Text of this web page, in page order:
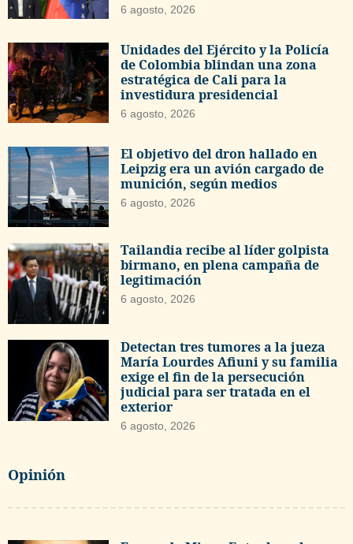
6 agosto, 2026
Unidades del Ejército y la Policía
de Colombia blindan una zona
estratégica de Cali para la
investidura presidencial
6 agosto, 2026
El objetivo del dron hallado en
Leipzig era un avión cargado de
munición, según medios
6 agosto, 2026
Tailandia recibe al líder golpista
birmano, en plena campaña de
legitimación
6 agosto, 2026
Detectan tres tumores a la jueza
María Lourdes Afiuni y su familia
exige el fin de la persecución
judicial para ser tratada en el
exterior
6 agosto, 2026
Opinión